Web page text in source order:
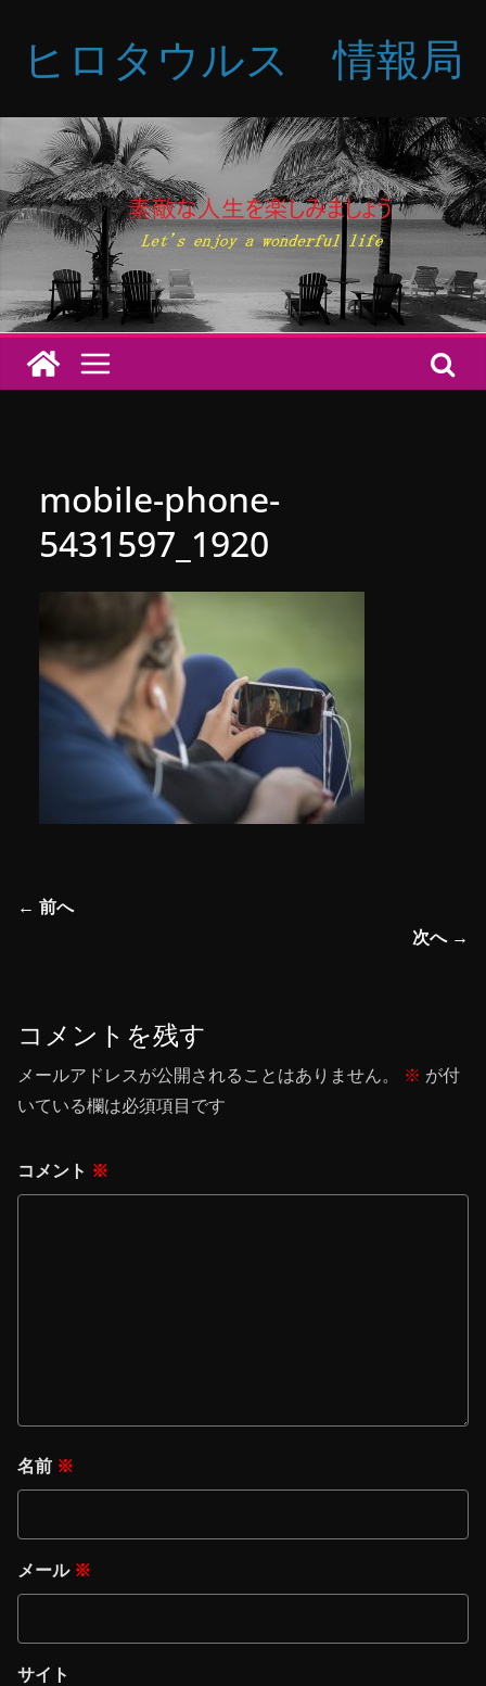
へ
ス
キ
プ
ヒロタウルス 情報局
mobile-phone-
5431597_1920
← 前へ
次へ →
コメントを残す
メールアドレスが公開されることはありません。 ※ が付
いている欄は必須項目です
コメント ※
名前 ※
メール ※
サイト